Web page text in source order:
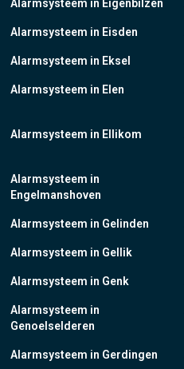
Alarmsysteem in Eigenbilzen
Alarmsysteem in Eisden
Alarmsysteem in Eksel
Alarmsysteem in Elen
Alarmsysteem in Ellikom
Alarmsysteem in
Engelmanshoven
Alarmsysteem in Gelinden
Alarmsysteem in Gellik
Alarmsysteem in Genk
Alarmsysteem in
Genoelselderen
Alarmsysteem in Gerdingen